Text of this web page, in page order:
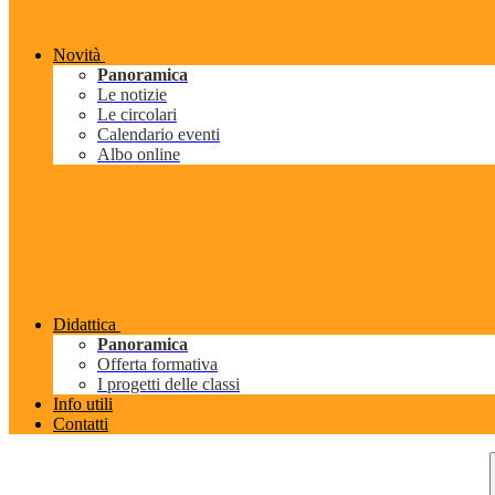
Novità
Panoramica
Le notizie
Le circolari
Calendario eventi
Albo online
Didattica
Panoramica
Offerta formativa
I progetti delle classi
Info utili
Contatti